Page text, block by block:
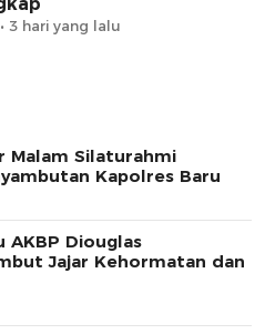
3 hari yang lalu
Malam Silaturahmi
Kapolres Baru
AKBP Diouglas
Jajar Kehormatan dan